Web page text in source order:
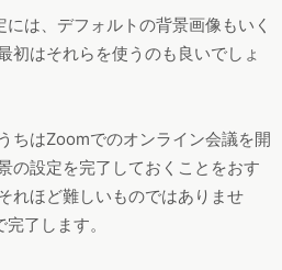
は、デフォルトの背景画像もいく
初はそれらを使うのも良いでしょ
ちはZoomでのオンライン会議を開
の設定を完了しておくことをおす
れほど難しいものではありませ
了します。